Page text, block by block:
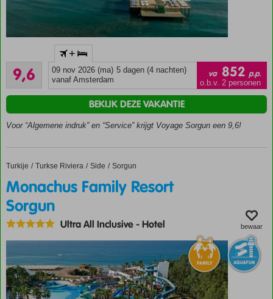
Accommodatie met een
GSTC erkend
duurzaamheidscertificaat
Zeer hoge
klantenbeoordeling
privé
Vakantieparadijs
met aandacht
9,6
Uitmuntend
84
beoordelingen
+
09 nov 2026 (ma) 5 dagen (4 nachten)
vanaf Amsterdam
va 852 p.p.
o.b.v. 2 personen
Voor “Algemene indruk” en “Service” krijgt Voyage Sorgun een 9,6!
BEKIJK DEZE VAKANTIE
Home
Turkije Turkse Riviera Side Sorgun
Monachus Family Resort Sorgun
Monachus Family Resort
Sorgun
Ultra All Inclusive-Hotel bewaar